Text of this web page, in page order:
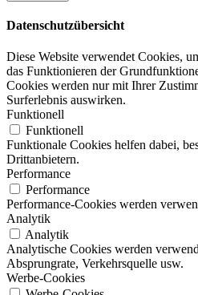
Datenschutzübersicht
Diese Website verwendet Cookies,
das Funktionieren der
Cookies werden nur mit Ihrer
Surferlebnis auswirken.
Funktionell
Funktionell
Funktionale Cookies helfen dabei,
Drittanbietern.
Performance
Performance
Performance-Cookies werden
Analytik
Analytik
Analytische Cookies werden
Absprungrate, Verkehrsquelle usw.
Werbe-Cookies